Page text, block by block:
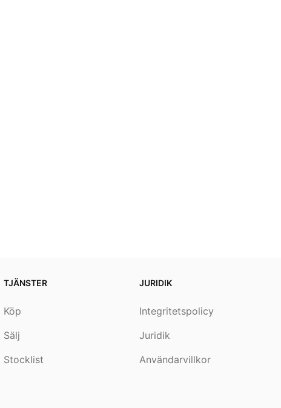
TJÄNSTER
Köp
Sälj
Stocklist
JURIDIK
Integritetspolicy
Juridik
Användarvillkor